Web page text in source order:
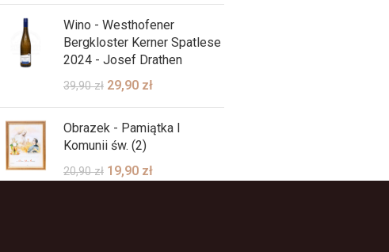
Wino - Westhofener
Bergkloster Kerner Spatlese
2024 - Josef Drathen
39,90zł 29,90 zł
Obrazek - Pamiątka I
Komunii św. (2)
20,90zł 19,90 zł